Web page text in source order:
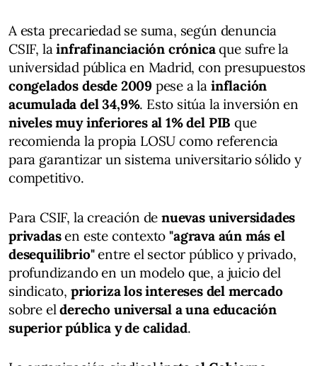
A esta precariedad se suma, según denuncia
CSIF, lainfrafinanciación crónicaque sufre la
universidad pública en Madrid, con presupuestos
congelados desde 2009 pese a la inflación
acumulada del 34,9%. Esto sitúa la inversión en
niveles muy inferiores al 1% del PIB que
recomienda la propia LOSU como referencia
para garantizar un sistema universitario sólido y
competitivo.
Para CSIF, la creación denuevas universidades
privadasen este contexto"agrava aún más el
desequilibrio"entre el sector público y privado,
profundizando en un modelo que, a juicio del
sindicato, prioriza los intereses del mercado
sobre elderecho universal a una educación
superior pública y de calidad.